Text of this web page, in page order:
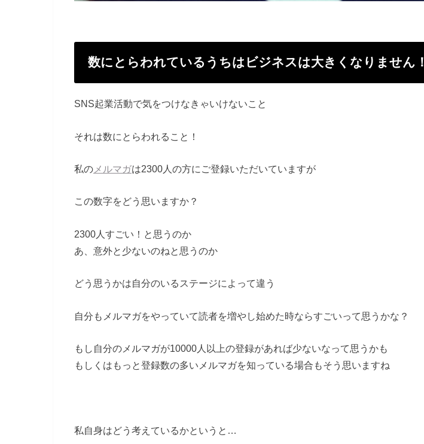
数にとらわれているうちはビジネスは大きくなりません！
SNS起業活動で気をつけなきゃいけないこと
それは数にとらわれること！
私の メルマガは2300人の方にご登録いただいていますが
この数字をどう思いますか？
2300人すごい！と思うのか
あ、意外と少ないのねと思うのか
どう思うかは自分のいるステージによって違う
自分もメルマガをやっていて読者を増やし始めた時ならすごいって思うかな？
もし自分のメルマガが10000人以上の登録があれば少ないなって思うかも
もしくはもっと登録数の多いメルマガを知っている場合もそう思いますね
私自身はどう考えているかというと…